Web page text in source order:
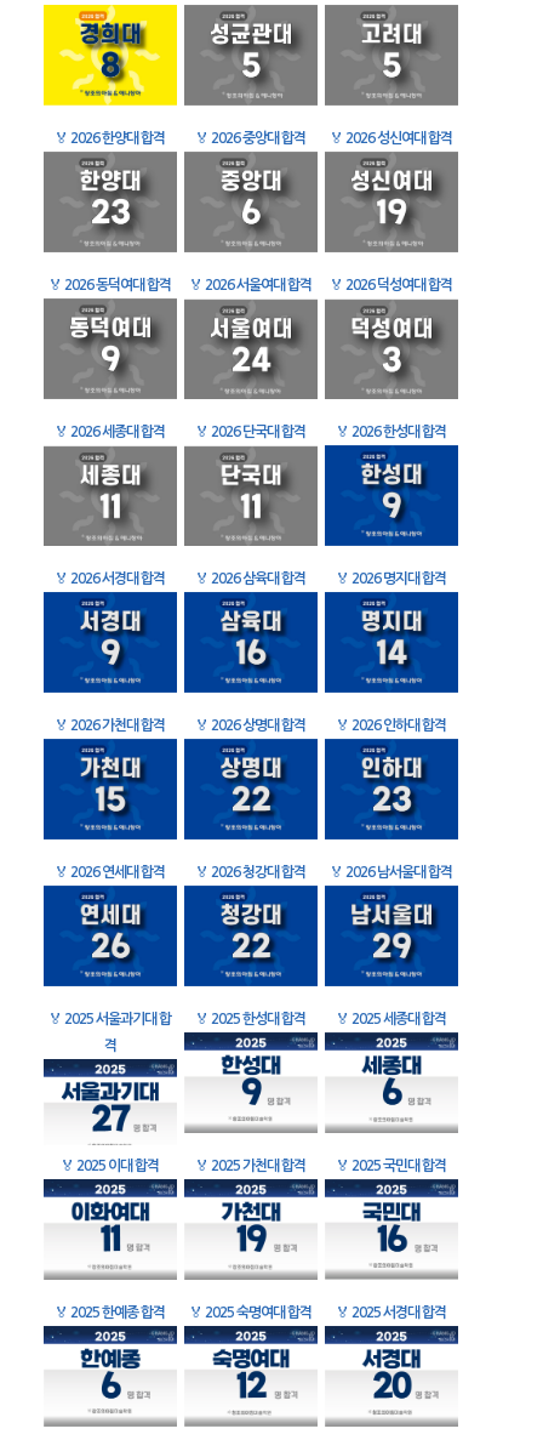
🏅 2026 한양대 합격 🏅 2026 중앙대 합격 🏅 2026 성신여대 합격
🏅 2026 동덕여대 합격 🏅 2026 서울여대 합격 🏅 2026 덕성여대 합격
🏅 2026 세종대 합격 🏅 2026 단국대 합격 🏅 2026 한성대 합격
🏅 2026 서경대 합격 🏅 2026 삼육대 합격 🏅 2026 명지대 합격
🏅 2026 가천대 합격 🏅 2026 상명대 합격 🏅 2026 인하대 합격
🏅 2026 연세대 합격 🏅 2026 청강대 합격 🏅 2026 남서울대 합격
🏅 2025 서울과기대 합
격
🏅 2025 한성대 합격 🏅 2025 세종대 합격
🏅 2025 이대 합격 🏅 2025 가천대 합격 🏅 2025 국민대 합격
🏅 2025 한예종 합격 🏅 2025 숙명여대 합격 🏅 2025 서경대 합격